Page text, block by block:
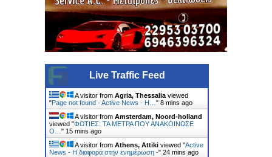
Live Traffic Feed
A visitor from Agria, Thessalia viewed
"Page not found - Active News - Η… " 8 mins ago
A visitor from Amsterdam, Noord-holland
viewed "ΦΩΤΙΕΣ: ΤΑ ΜΕΤΡΑ ΠΟΥ ΑΝΑΚΟΙΝΩΣΕ
Ο… " 15 mins ago
A visitor from Athens, Attiki viewed "Active
News - Η διαφορά στην ενημέρωση -" 24 mins ago